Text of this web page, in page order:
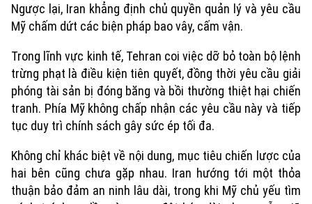
Ngược lại, Iran khẳng định chủ quyền quản lý và yêu cầu
Mỹ chấm dứt các biện pháp bao vây, cấm vận.
Trong lĩnh vực kinh tế, Tehran coi việc dỡ bỏ toàn bộ lệnh
trừng phạt là điều kiện tiên quyết, đồng thời yêu cầu giải
phóng tài sản bị đóng băng và bồi thường thiệt hại chiến
tranh. Phía Mỹ không chấp nhận các yêu cầu này và tiếp
tục duy trì chính sách gây sức ép tối đa.
Không chỉ khác biệt về nội dung, mục tiêu chiến lược của
hai bên cũng chưa gặp nhau. Iran hướng tới một thỏa
thuận bảo đảm an ninh lâu dài, trong khi Mỹ chủ yếu tìm